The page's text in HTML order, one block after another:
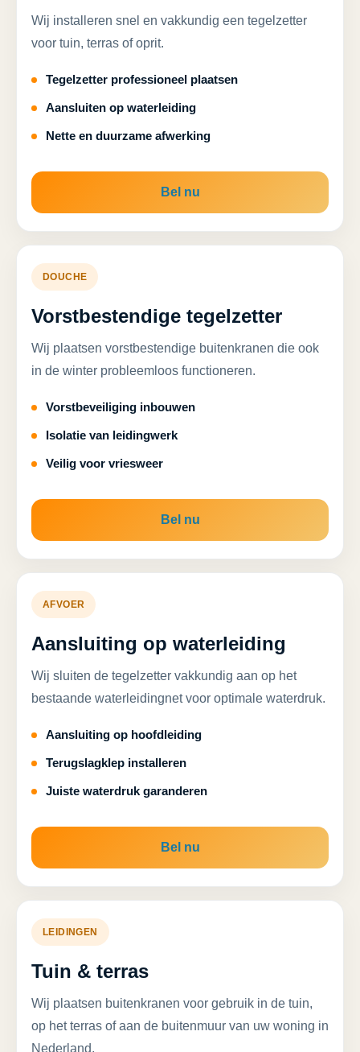
Wij installeren snel en vakkundig een tegelzetter
voor tuin, terras of oprit.
Tegelzetter professioneel plaatsen
Aansluiten op waterleiding
Nette en duurzame afwerking
Bel nu
DOUCHE
Vorstbestendige tegelzetter
Wij plaatsen vorstbestendige buitenkranen die ook
in de winter probleemloos functioneren.
Vorstbeveiliging inbouwen
Isolatie van leidingwerk
Veilig voor vriesweer
Bel nu
AFVOER
Aansluiting op waterleiding
Wij sluiten de tegelzetter vakkundig aan op het
bestaande waterleidingnet voor optimale waterdruk.
Aansluiting op hoofdleiding
Terugslagklep installeren
Juiste waterdruk garanderen
Bel nu
LEIDINGEN
Tuin & terras
Wij plaatsen buitenkranen voor gebruik in de tuin,
op het terras of aan de buitenmuur van uw woning in
Nederland.